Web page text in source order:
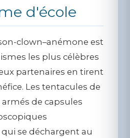
d'école
clown–anémone est
les plus célèbres
partenaires en tirent
Les tentacules de
de capsules
qui se déchargent au